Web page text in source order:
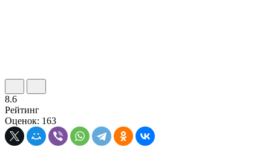
8.6
Рейтинг
Оценок: 163